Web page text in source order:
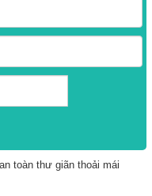
toàn thư giãn thoải mái